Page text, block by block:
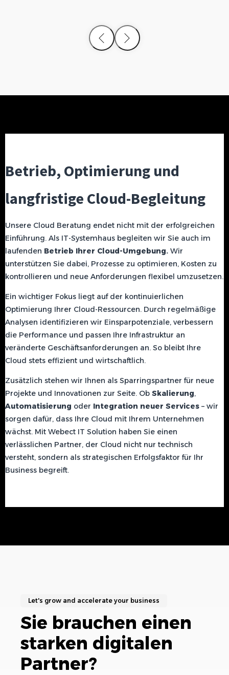
Betrieb, Optimierung und
langfristige Cloud-Begleitung
Unsere Cloud Beratung endet nicht mit der erfolgreichen
Einführung. Als IT-Systemhaus begleiten wir Sie auch im
laufenden Betrieb Ihrer Cloud-Umgebung. Wir
unterstützen Sie dabei, Prozesse zu optimieren, Kosten zu
kontrollieren und neue Anforderungen flexibel umzusetzen.
Ein wichtiger Fokus liegt auf der kontinuierlichen
Optimierung Ihrer Cloud-Ressourcen. Durch regelmäßige
Analysen identifizieren wir Einsparpotenziale, verbessern
die Performance und passen Ihre Infrastruktur an
veränderte Geschäftsanforderungen an. So bleibt Ihre
Cloud stets effizient und wirtschaftlich.
Zusätzlich stehen wir Ihnen als Sparringspartner für neue
Projekte und Innovationen zur Seite. Ob Skalierung,
Automatisierung oder Integration neuer Services – wir
sorgen dafür, dass Ihre Cloud mit Ihrem Unternehmen
wächst. Mit Webect IT Solution haben Sie einen
verlässlichen Partner, der Cloud nicht nur technisch
versteht, sondern als strategischen Erfolgsfaktor für Ihr
Business begreift.
Let's grow and accelerate your business
Sie brauchen einen
starken digitalen
Partner?